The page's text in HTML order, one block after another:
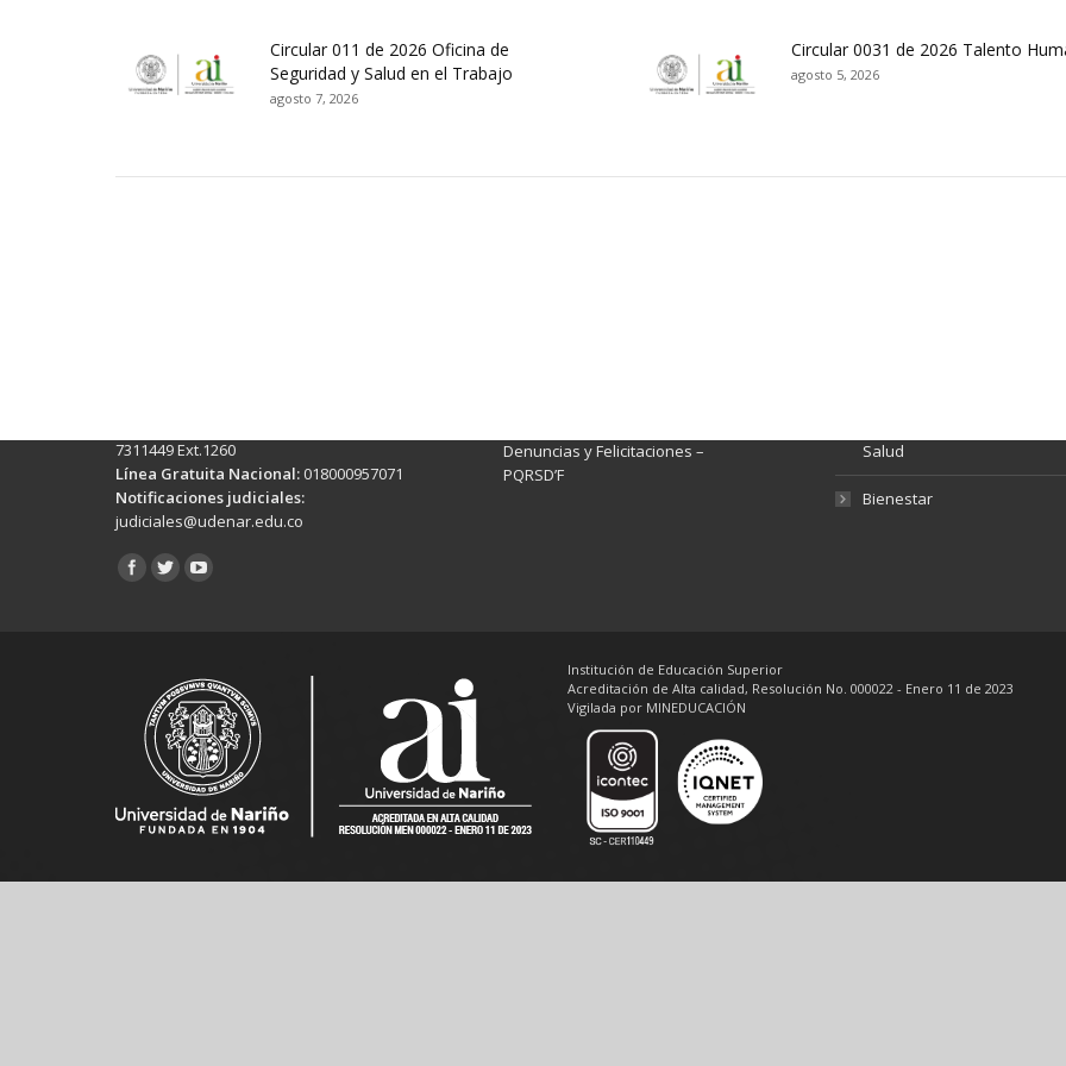
Circular 011 de 2026 Oficina de
Seguridad y Salud en el Trabajo
agosto 7, 2026
Circular 0031 de 2026 Talento
agosto 5, 2026
7311449 Ext.1260
Línea Gratuita Nacional: 018000957071
Notificaciones judiciales:
judiciales@udenar.edu.co
Encuéntranos en:
Denuncias y Felicitaciones –
PQRSD’F
Salud
Bienestar
Institución de Educación Superior
Acreditación de Alta calidad, Resolución No. 000022 - Enero 11 de 2023
Vigilada por MINEDUCACIÓN